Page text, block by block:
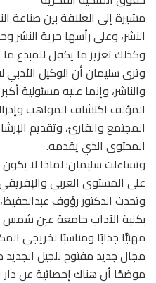
مشيرة إلى العلاقة بين صناعة
النشر، وعلى رأسها حرية النشر
وكذلك تعزيز ما يكفل للمبدع
وترى سليمان أن الوكيل
والناشر، وإنما عليه مسئولية
المؤلف اكتشاف المواهب
المجتمع والقارئ، وتقديم
المحتوى الذي يقدمه.
وتساءلت سليمان: لماذا لا
على المستوى العربي والإفريقي
وتحدث الدكتور رؤوف
بكلية الآداب جامعة عين شمس
مهنيًّا جذابًا ومناسبًا لخريجي
مجال جديد مفتوح للجيل
موضحًا أن هناك إحصائية عن دار